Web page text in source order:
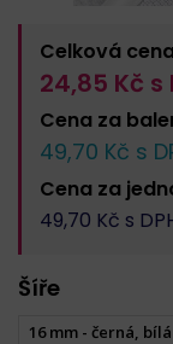
Celková
24,85 Kč s
Cena za
49,70 Kč s
Cena za
49,70 Kč s
Šíře
16 mm - černá, bílá